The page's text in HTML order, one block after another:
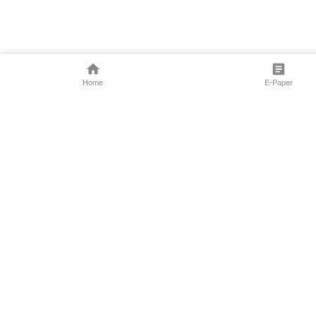
Home E-Paper